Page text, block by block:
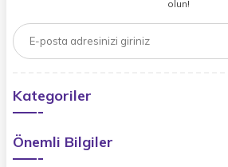
olun!
Kategoriler
Önemli Bilgiler